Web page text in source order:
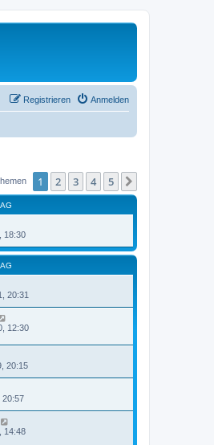
Anmelden
Registrieren
1 2 3 4 5
18:30
20:31
12:30
20:15
20:57
14:48